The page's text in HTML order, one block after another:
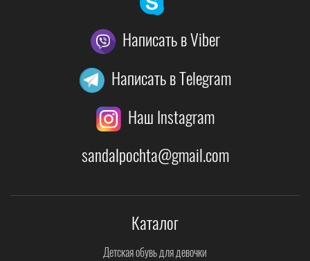
Написать в Viber
Написать в Telegram
Наш Instagram
sandalpochta@gmail.com
Каталог
Детская обувь для девочки